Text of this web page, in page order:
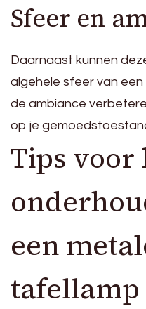
Sfeer en
Daarnaast kunnen
algehele sfeer van
de ambiance
op je
Tips voor
een
tafellamp